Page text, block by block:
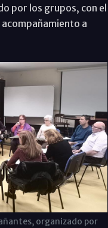
por los grupos, con el
a
organizado por